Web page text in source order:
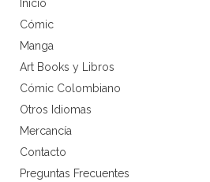
Inicio
Cómic
Manga
Art Books y Libros
Cómic Colombiano
Otros Idiomas
Mercancía
Contacto
Preguntas Frecuentes